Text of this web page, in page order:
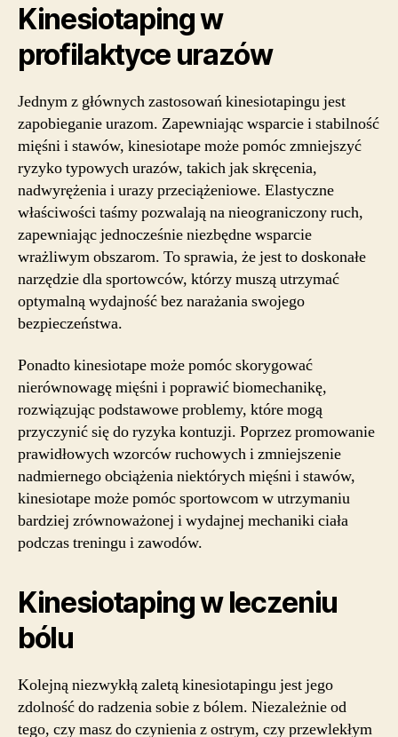
Kinesiotaping w
profilaktyce urazów
Jednym z głównych zastosowań kinesiotapingu jest
zapobieganie urazom. Zapewniając wsparcie i stabilność
mięśni i stawów, kinesiotape może pomóc zmniejszyć
ryzyko typowych urazów, takich jak skręcenia,
nadwyrężenia i urazy przeciążeniowe. Elastyczne
właściwości taśmy pozwalają na nieograniczony ruch,
zapewniając jednocześnie niezbędne wsparcie
wrażliwym obszarom. To sprawia, że jest to doskonałe
narzędzie dla sportowców, którzy muszą utrzymać
optymalną wydajność bez narażania swojego
bezpieczeństwa.
Ponadto kinesiotape może pomóc skorygować
nierównowagę mięśni i poprawić biomechanikę,
rozwiązując podstawowe problemy, które mogą
przyczynić się do ryzyka kontuzji. Poprzez promowanie
prawidłowych wzorców ruchowych i zmniejszenie
nadmiernego obciążenia niektórych mięśni i stawów,
kinesiotape może pomóc sportowcom w utrzymaniu
bardziej zrównoważonej i wydajnej mechaniki ciała
podczas treningu i zawodów.
Kinesiotaping w leczeniu
bólu
Kolejną niezwykłą zaletą kinesiotapingu jest jego
zdolność do radzenia sobie z bólem. Niezależnie od
tego, czy masz do czynienia z ostrym, czy przewlekłym